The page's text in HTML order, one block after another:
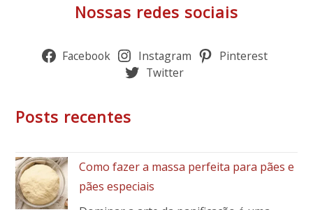
Nossas redes sociais
Facebook Instagram
Pinterest
Twitter
Posts recentes
Como fazer a massa perfeita para pães e
pães especiais